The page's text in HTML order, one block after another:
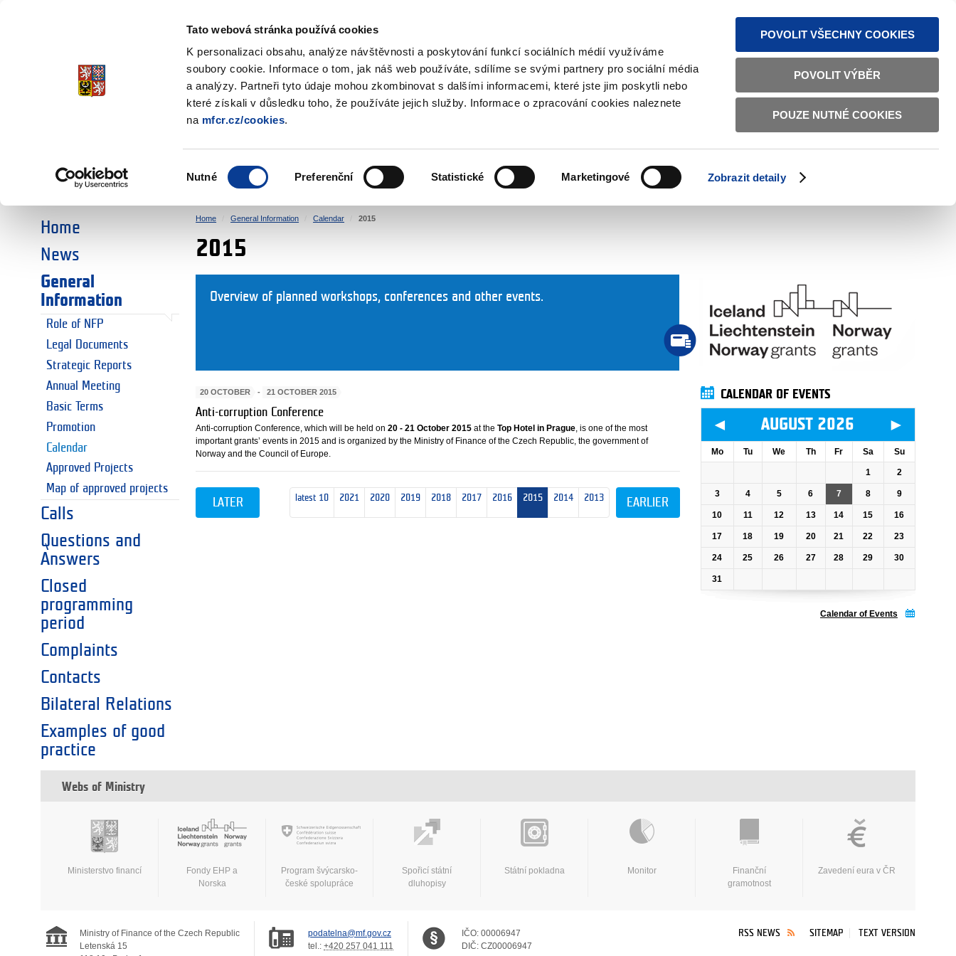
Tato webová stránka používá cookies
K personalizaci obsahu, analýze návštěvnosti a poskytování funkcí sociálních médií využíváme
soubory cookie. Informace o tom, jak náš web používáte, sdílíme se svými partnery pro sociální média
a analýzy. Partneři tyto údaje mohou zkombinovat s dalšími informacemi, které jste jim poskytli nebo
které získali v důsledku toho, že používáte jejich služby. Informace o zpracování cookies naleznete
na mfcr.cz/cookies.
souhlasu
Nutné Preferenční Statistické Marketingové Zobrazit detaily
POVOLIT VŠECHNY COOKIES
POVOLIT VÝBĚR
POUZE NUTNÉ COOKIES
TEXT VERSION ČESKY ENGLISH
EEA and Norway Grants
CHOOSE AN AREA:
SOCIAL DIALOGUE ENVIRONMENT HUMAN RIGHTS JUSTICE HOME AFFAIRS BILATERAL RELATIONS
Home
News
General
Information
Role of NFP
Legal Documents
Strategic Reports
Annual Meeting
Basic Terms
Promotion
Calendar
Approved Projects
Map of approved projects
Calls
Questions and
Answers
Closed
programming
period
Complaints
Contacts
Bilateral Relations
Examples of good
practice
Home General Information Calendar 2015
2015
Overview of planned workshops, conferences and other events.
20 OCTOBER - 21 OCTOBER 2015
Anti-corruption Conference
Anti-corruption Conference, which will be held on20 - 21 October 2015 at theTop Hotel in Prague, is one of the most
important grants’ events in 2015 and is organized by the Ministry of Finance of the Czech Republic, the government of
Norway and the Council of Europe.
latest 10 2021 2020 2019 2018 2017 2016 2015 2014 2013
LATER EARLIER
CALENDAR OF EVENTS
◄ AUGUST 2026 ►
Mo Tu We Th Fr Sa Su
1 2
3 4 5 6 7 8 9
10 11 12 13 14 15 16
17 18 19 20 21 22 23
24 25 26 27 28 29 30
31
Calendar of Events
Webs of Ministry
Ministerstvo financí
Fondy EHP a
Norska
Program švýcarsko-
české spolupráce
Spořicí státní
dluhopisy
Státní pokladna Monitor
Finanční
gramotnost
Zavedení eura v ČR
Ministry of Finance of the Czech Republic
Letenská 15
podatelna@mf.gov.cz
tel.: +420 257 041 111
IČO: 00006947
DIČ: CZ00006947
RSS NEWS SITEMAP TEXT VERSION